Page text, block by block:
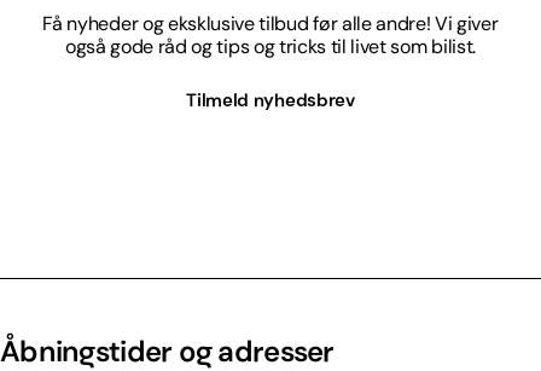
Få nyheder og eksklusive tilbud før alle andre! Vi giver
også gode råd og tips og tricks til livet som bilist.
Tilmeld nyhedsbrev
Åbningstider og adresser